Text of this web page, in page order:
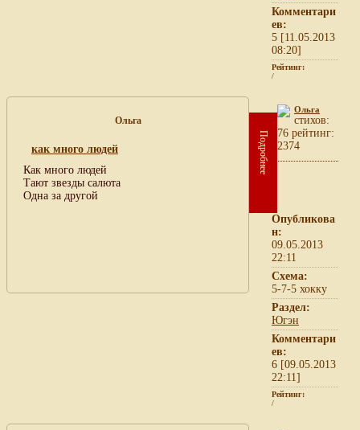
Комментари
ев:
5 [11.05.2013
08:20]
Рейтинг:
/
Ольга
как много людей
Как много людей
Тают звезды салюта
Одна за другой
Подробнее
Ольга
cтихов:
76 рейтинг:
2374
Опубликова
н:
09.05.2013
22:11
Схема:
5-7-5 хокку
Раздел:
Югэн
Комментари
ев:
6 [09.05.2013
22:11]
Рейтинг:
/